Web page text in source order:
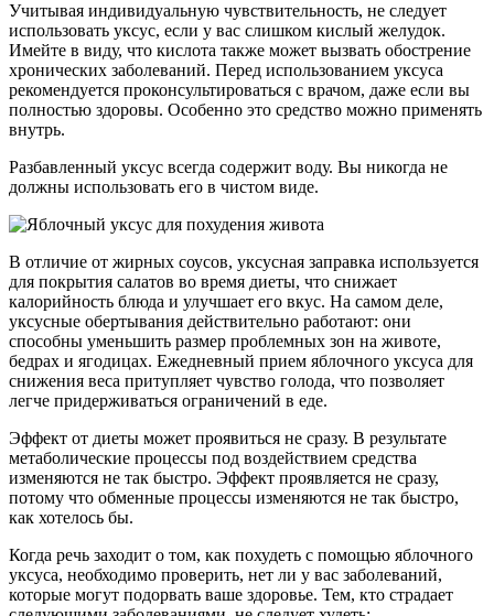
Учитывая индивидуальную чувствительность, не следует
использовать уксус, если у вас слишком кислый желудок.
Имейте в виду, что кислота также может вызвать обострение
хронических заболеваний. Перед использованием уксуса
рекомендуется проконсультироваться с врачом, даже если вы
полностью здоровы. Особенно это средство можно применять
внутрь.
Разбавленный уксус всегда содержит воду. Вы никогда не
должны использовать его в чистом виде.
В отличие от жирных соусов, уксусная заправка используется
для покрытия салатов во время диеты, что снижает
калорийность блюда и улучшает его вкус. На самом деле,
уксусные обертывания действительно работают: они
способны уменьшить размер проблемных зон на животе,
бедрах и ягодицах. Ежедневный прием яблочного уксуса для
снижения веса притупляет чувство голода, что позволяет
легче придерживаться ограничений в еде.
Эффект от диеты может проявиться не сразу. В результате
метаболические процессы под воздействием средства
изменяются не так быстро. Эффект проявляется не сразу,
потому что обменные процессы изменяются не так быстро,
как хотелось бы.
Когда речь заходит о том, как похудеть с помощью яблочного
уксуса, необходимо проверить, нет ли у вас заболеваний,
которые могут подорвать ваше здоровье. Тем, кто страдает